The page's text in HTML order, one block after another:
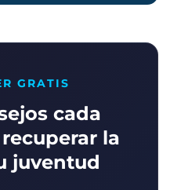
GRATIS
cada
la
juventud